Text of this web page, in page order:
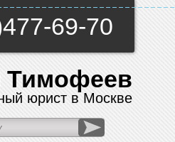
69-70
Тимофеев
юрист в Москве